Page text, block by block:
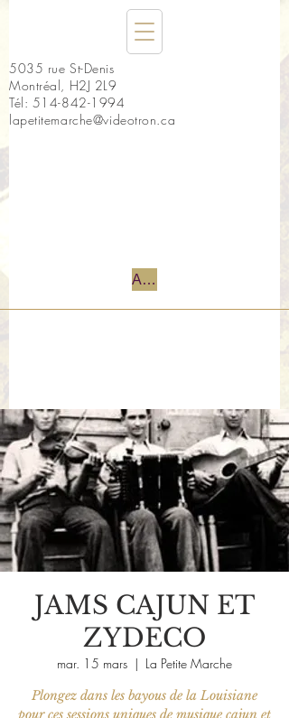
5035 rue St-Denis
Montréal, H2J 2L9
Tél: 514-842-1994
lapetitemarche@videotron.ca
Accueil
JAMS CAJUN ET
ZYDECO
mar. 15 mars
  |
La Petite Marche
Plongez dans les bayous de la Louisiane
pour ces sessions uniques de musique cajun et